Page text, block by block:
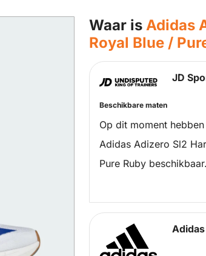
Waar is Adidas
Royal Blue /
JD
Beschikbare maten
Op dit moment
Adidas Adizero Sl2
Pure Ruby beschikbaar.
Adidas